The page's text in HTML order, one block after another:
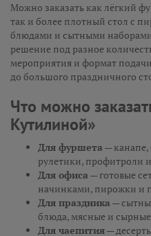
Можно заказать как лёгкий
так и более плотный стол с
блюдами и сытными
решение под разное
мероприятия и формат
до большого праздничного
Что можно
Кутилиной»
Для фуршета— канапе,
рулетики, профитроли
Для офиса— готовые
начинками, пирожки и
Для праздника—
блюда, мясные и
Для чаепития—